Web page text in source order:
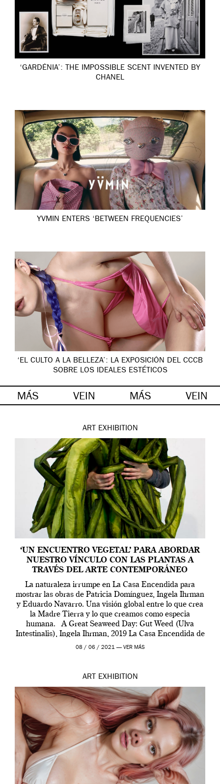
‘GARDÉNIA’: THE IMPOSSIBLE SCENT INVENTED BY
CHANEL
YVMIN ENTERS ‘BETWEEN FREQUENCIES’
‘EL CULTO A LA BELLEZA’: LA EXPOSICIÓN DEL CCCB
SOBRE LOS IDEALES ESTÉTICOS
MÁS VEIN MÁS VEIN
ART EXHIBITION
‘UN ENCUENTRO VEGETAL’ PARA ABORDAR
NUESTRO VÍNCULO CON LAS PLANTAS A
TRAVÉS DEL ARTE CONTEMPORÁNEO
La naturaleza irrumpe en La Casa Encendida para
mostrar las obras de Patricia Domínguez, Ingela Ihrman
y Eduardo Navarro. Una visión global entre lo que crea
la Madre Tierra y lo que creamos como especia
humana. A Great Seaweed Day: Gut Weed (Ulva
Intestinalis), Ingela Ihrman, 2019 La Casa Encendida de
Madrid y la Wellcome […]
08 / 06 / 2021 — VER MÁS
ART EXHIBITION